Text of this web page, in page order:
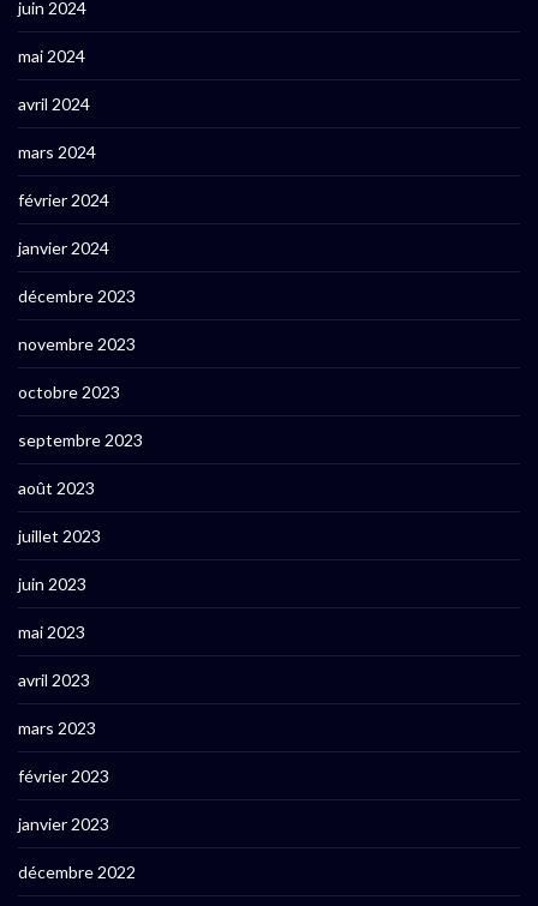
juin 2024
mai 2024
avril 2024
mars 2024
février 2024
janvier 2024
décembre 2023
novembre 2023
octobre 2023
septembre 2023
août 2023
juillet 2023
juin 2023
mai 2023
avril 2023
mars 2023
février 2023
janvier 2023
décembre 2022